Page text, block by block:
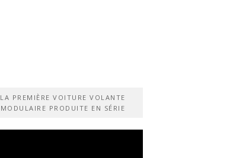
LA PREMIÈRE VOITURE VOLANTE
MODULAIRE PRODUITE EN SÉRIE